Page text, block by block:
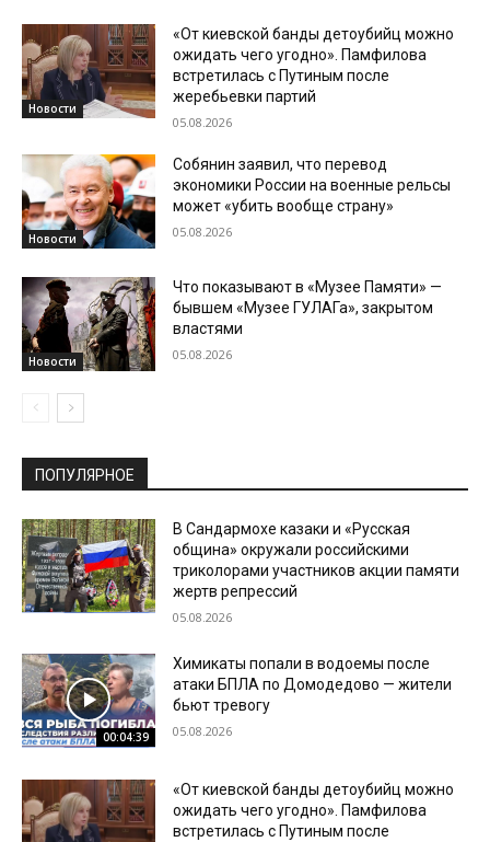
Новости
«От киевской банды детоубийц можно
ожидать чего угодно». Памфилова
встретилась с Путиным после
жеребьевки партий
05.08.2026
Новости
Собянин заявил, что перевод
экономики России на военные рельсы
может «убить вообще страну»
05.08.2026
Новости
Что показывают в «Музее Памяти» —
бывшем «Музее ГУЛАГа», закрытом
властями
05.08.2026
ПОПУЛЯРНОЕ
В Сандармохе казаки и «Русская
община» окружали российскими
триколорами участников акции памяти
жертв репрессий
05.08.2026
00:04:39
Химикаты попали в водоемы после
атаки БПЛА по Домодедово — жители
бьют тревогу
05.08.2026
«От киевской банды детоубийц можно
ожидать чего угодно». Памфилова
встретилась с Путиным после